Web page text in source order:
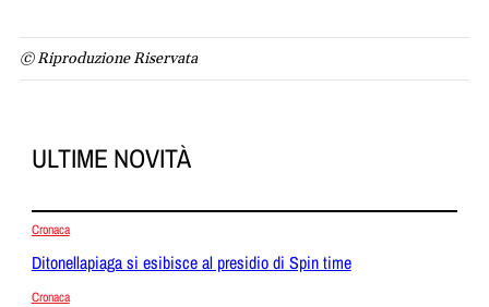
© Riproduzione Riservata
ULTIME NOVITÀ
Cronaca
Ditonellapiaga si esibisce al presidio di Spin time
Cronaca